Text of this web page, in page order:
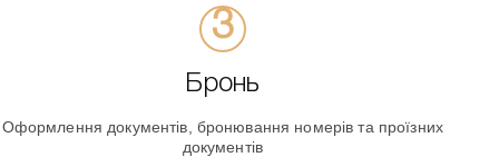
Бронь
Оформлення документів, бронювання номерів та проїзних
документів